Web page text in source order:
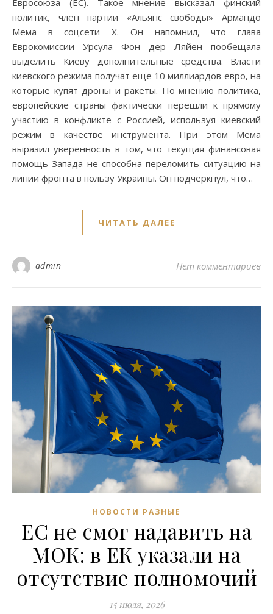
Евросоюза (ЕС). Такое мнение высказал финский
политик, член партии «Альянс свободы» Армандо
Мема в соцсети Х. Он напомнил, что глава
Еврокомиссии Урсула Фон дер Ляйен пообещала
выделить Киеву дополнительные средства. Власти
киевского режима получат еще 10 миллиардов евро, на
которые купят дроны и ракеты. По мнению политика,
европейские страны фактически перешли к прямому
участию в конфликте с Россией, используя киевский
режим в качестве инструмента. При этом Мема
выразил уверенность в том, что текущая финансовая
помощь Запада не способна переломить ситуацию на
линии фронта в пользу Украины. Он подчеркнул, что…
ЧИТАТЬ ДАЛЕЕ
admin Нет комментариев
НОВОСТИ РАЗНЫЕ
ЕС не смог надавить на
МОК: в ЕК указали на
отсутствие полномочий
15 июля, 2026